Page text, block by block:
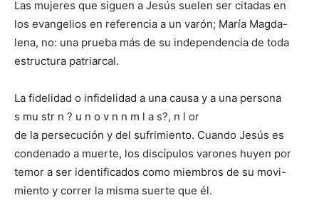
Las mujeres que siguen a Jesús suelen ser citadas en
los evangelios en referencia a un varón; María Magda-
lena, no: una prueba más de su independencia de toda
estructura patriarcal.
La fidelidad o infidelidad a una causa y a una persona
s mu str n ? u n o v n n m l a s?, n l or
de la persecución y del sufrimiento. Cuando Jesús es
condenado a muerte, los discípulos varones huyen por
temor a ser identificados como miembros de su movi-
miento y correr la misma suerte que él.